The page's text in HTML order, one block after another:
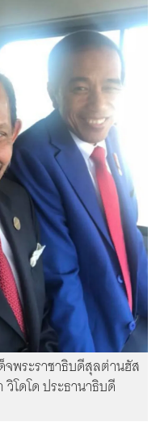
จพระราชาธิบดีสุลต่านฮัส
โดโด ประธานาธิบดี